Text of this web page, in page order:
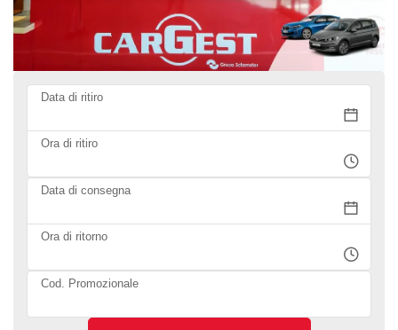
Data di ritiro
Ora di ritiro
Data di consegna
Ora di ritorno
Cod. Promozionale